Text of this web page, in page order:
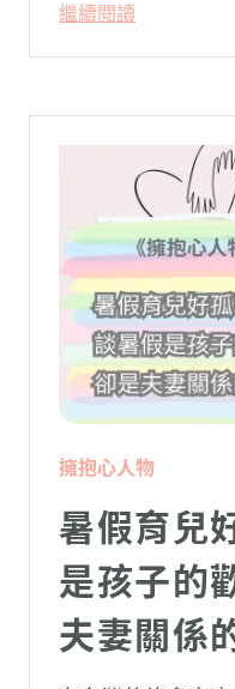
理，陪你面對情緒
繼續閱讀
擁抱心人物
暑假育兒
是孩子的
夫妻關係